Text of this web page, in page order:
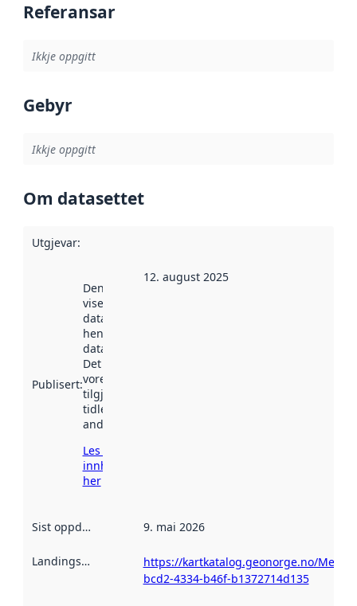
Referansar
Ikkje oppgitt
Gebyr
Ikkje oppgitt
Om datasettet
Utgjevar:
Publisert:
Denne datoen
viser når
datasettet vart
henta inn av
data.norge.no.
Det kan ha
vore
tilgjengeleg
tidlegare
andre stader.
Les meir om
innhenting
her
12. august 2025
Sist oppdatert 9. mai 2026
Landingsside
https://kartkatalog.geonorge.no/
bcd2-4334-b46f-b1372714d135